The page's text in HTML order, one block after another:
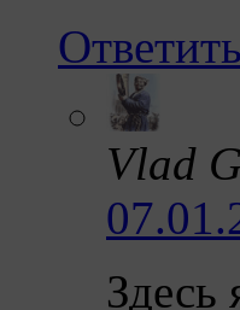
Ответить
Vlad
Здесь